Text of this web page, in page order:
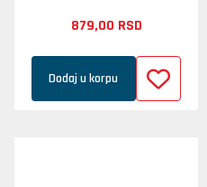
879,00 RSD
Dodaj u korpu